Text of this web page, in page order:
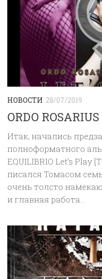
НОВОСТИ 28/07/2019
ORDO
Итак, начались
полноформатного
EQUILIBRIO Let’s Play
писался Томасом
очень толсто
и главная работа...